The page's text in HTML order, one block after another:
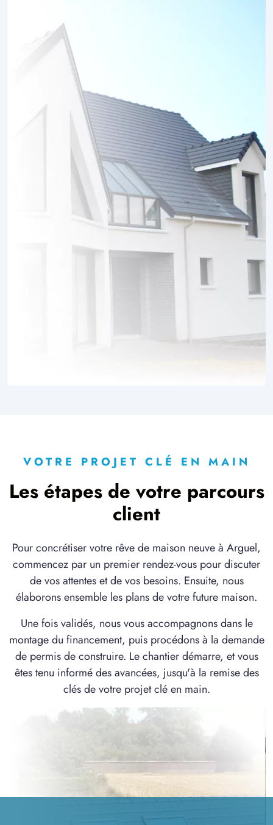
VOTRE PROJET CLÉ EN MAIN
Les étapes de votre parcours
client
Pour concrétiser votre rêve de maison neuve à Arguel,
commencez par un premier rendez-vous pour discuter
de vos attentes et de vos besoins. Ensuite, nous
élaborons ensemble les plans de votre future maison.
Une fois validés, nous vous accompagnons dans le
montage du financement, puis procédons à la demande
de permis de construire. Le chantier démarre, et vous
êtes tenu informé des avancées, jusqu'à la remise des
clés de votre projet clé en main.